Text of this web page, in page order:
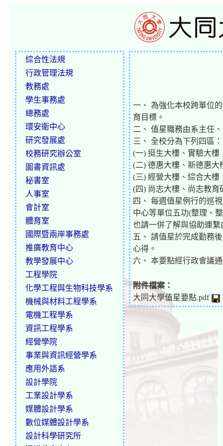
綜合性法規
行政管理法規
教務處
學生事務處
總務處
環安衛中心
研究發展處
校務研究辦公室
圖書資訊處
秘書室
人事室
會計室
體育室
國際暨兩岸事務處
推廣教育中心
教學發展中心
工程學院
化學工程與生物科技學系
機械與材料工程學系
電機工程學系
資訊工程學系
經營學院
事業與資訊經營學系
應用外語系
設計學院
工業設計學系
媒體設計學系
數位媒體設計學系
設計科學研究所
一、 為強化本校跨單位
育目標。
二、 值星職務由系主任
三、 全校分為下列四區：
(一) 挺生大樓、實驗大樓
(二) 德惠大樓、新德惠大
(三) 經營大樓、綜合大樓
(四) 尚志大樓、尚志教育
四、 每週值星例行的巡
中心等單位五功(整理、
也請一併了解與協助連繫
五、 請值星於完成勤務
心得。
六、 本要點經行政會議
附件檔案：
大同大學值星要點.pdf